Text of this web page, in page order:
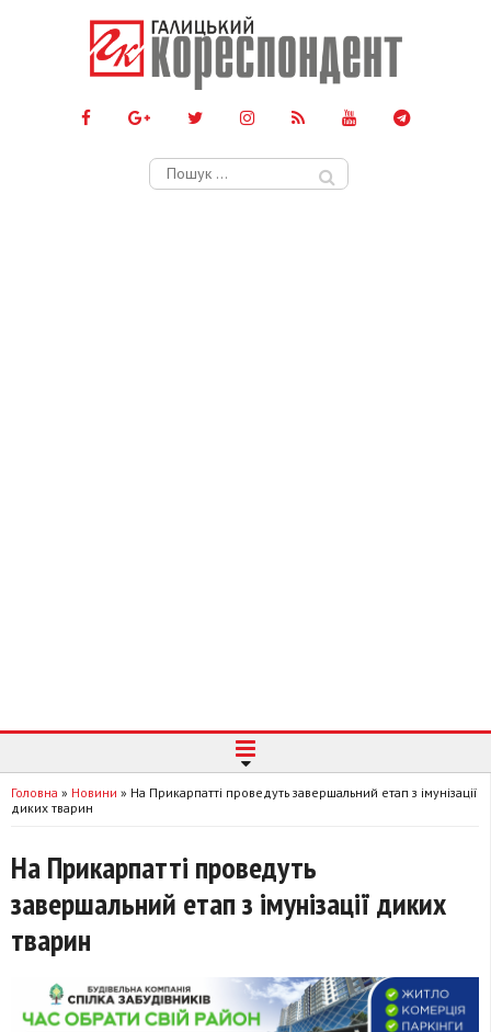
Пошук:
Головна » Новини » На Прикарпатті проведуть завершальний етап з імунізації
диких тварин
На Прикарпатті проведуть
завершальний етап з імунізації диких
тварин